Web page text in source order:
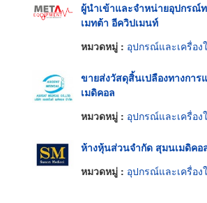
ผู้นำเข้าและจำหน่ายอุปกรณ์
เมทต้า อีควิปเมนท์
หมวดหมู่ : อุปกรณ์และเครื่องใช้
ขายส่งวัสดุสิ้นเปลืองทางกา
เมดิคอล
หมวดหมู่ : อุปกรณ์และเครื่องใช้
ห้างหุ้นส่วนจำกัด สุมนเมดิคอ
หมวดหมู่ : อุปกรณ์และเครื่องใช้